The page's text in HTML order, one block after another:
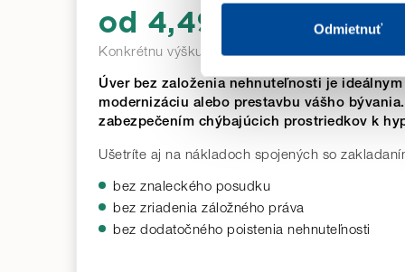
Ak zvolíte„Odmietnuť“,
môžete kedykoľvek zmeniť
Detailné informácie o
Odmietnuť
od 4,49 % p. a.
Konkrétnu výšku úrokovej sadzby získate v
Úver bez založenia nehnuteľnosti je
modernizáciu alebo prestavbu vášho
zabezpečením chýbajúcich prostriedkov k
Ušetríte aj na nákladoch spojených so
bez znaleckého posudku
bez zriadenia záložného práva
bez dodatočného poistenia nehnuteľnosti